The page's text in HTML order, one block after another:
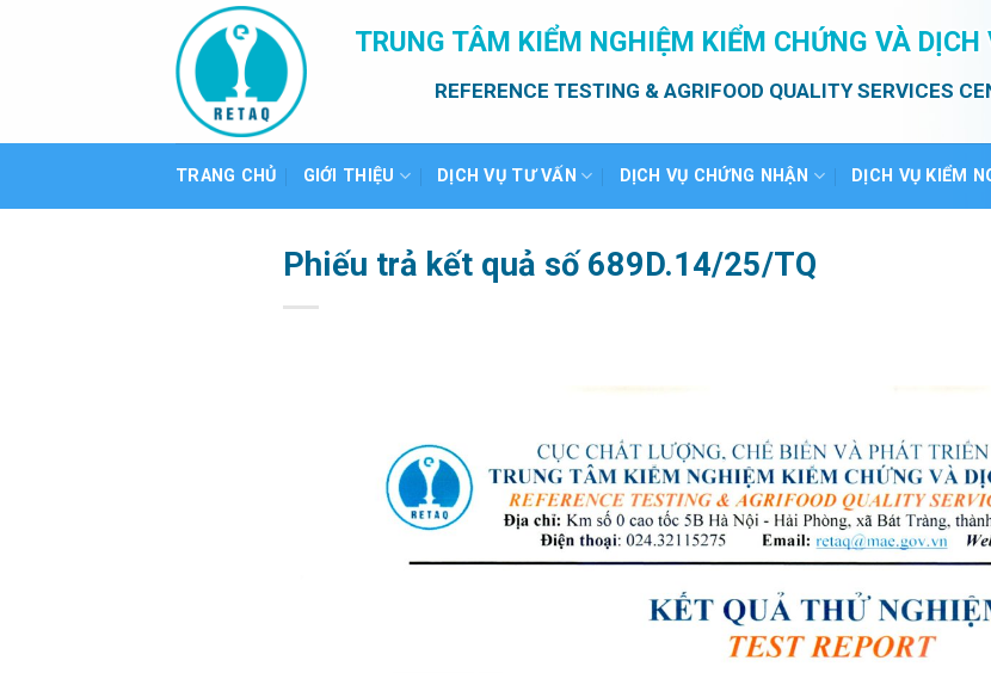
TRUNG TÂM KIỂM NGHIỆM KIỂM CHỨNG VÀ DỊCH
REFERENCE TESTING & AGRIFOOD QUALITY SERVICES
TRANG CHỦ GIỚI THIỆU DỊCH VỤ TƯ VẤN DỊCH VỤ CHỨNG NHẬN DỊCH VỤ KIỂM
Phiếu trả kết quả số 689D.14/25/TQ